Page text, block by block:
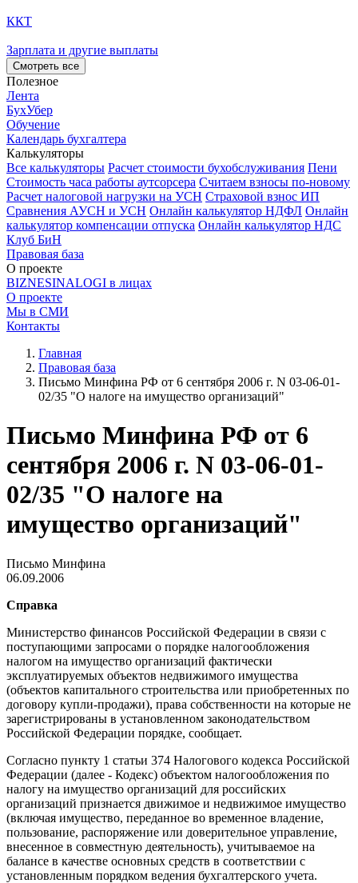
ККТ
Зарплата и другие выплаты
Смотреть все
Полезное
Лента
БухУбер
Обучение
Календарь бухгалтера
Калькуляторы
Все калькуляторы Расчет стоимости бухобслуживания Пени
Стоимость часа работы аутсорсера Считаем взносы по-новому
Расчет налоговой нагрузки на УСН Страховой взнос ИП
Сравнения АУСН и УСН Онлайн калькулятор НДФЛ Онлайн
калькулятор компенсации отпуска Онлайн калькулятор НДС
Клуб БиН
Правовая база
О проекте
BIZNESINALOGI в лицах
О проекте
Мы в СМИ
Контакты
Главная
Правовая база
Письмо Минфина РФ от 6 сентября 2006 г. N 03-06-01-
02/35 "О налоге на имущество организаций"
Письмо Минфина РФ от 6
сентября 2006 г. N 03-06-01-
02/35 "О налоге на
имущество организаций"
Письмо Минфина
06.09.2006
Справка
Министерство финансов Российской Федерации в связи с
поступающими запросами о порядке налогообложения
налогом на имущество организаций фактически
эксплуатируемых объектов недвижимого имущества
(объектов капитального строительства или приобретенных по
договору купли-продажи), права собственности на которые не
зарегистрированы в установленном законодательством
Российской Федерации порядке, сообщает.
Согласно пункту 1 статьи 374 Налогового кодекса Российской
Федерации (далее - Кодекс) объектом налогообложения по
налогу на имущество организаций для российских
организаций признается движимое и недвижимое имущество
(включая имущество, переданное во временное владение,
пользование, распоряжение или доверительное управление,
внесенное в совместную деятельность), учитываемое на
балансе в качестве основных средств в соответствии с
установленным порядком ведения бухгалтерского учета.